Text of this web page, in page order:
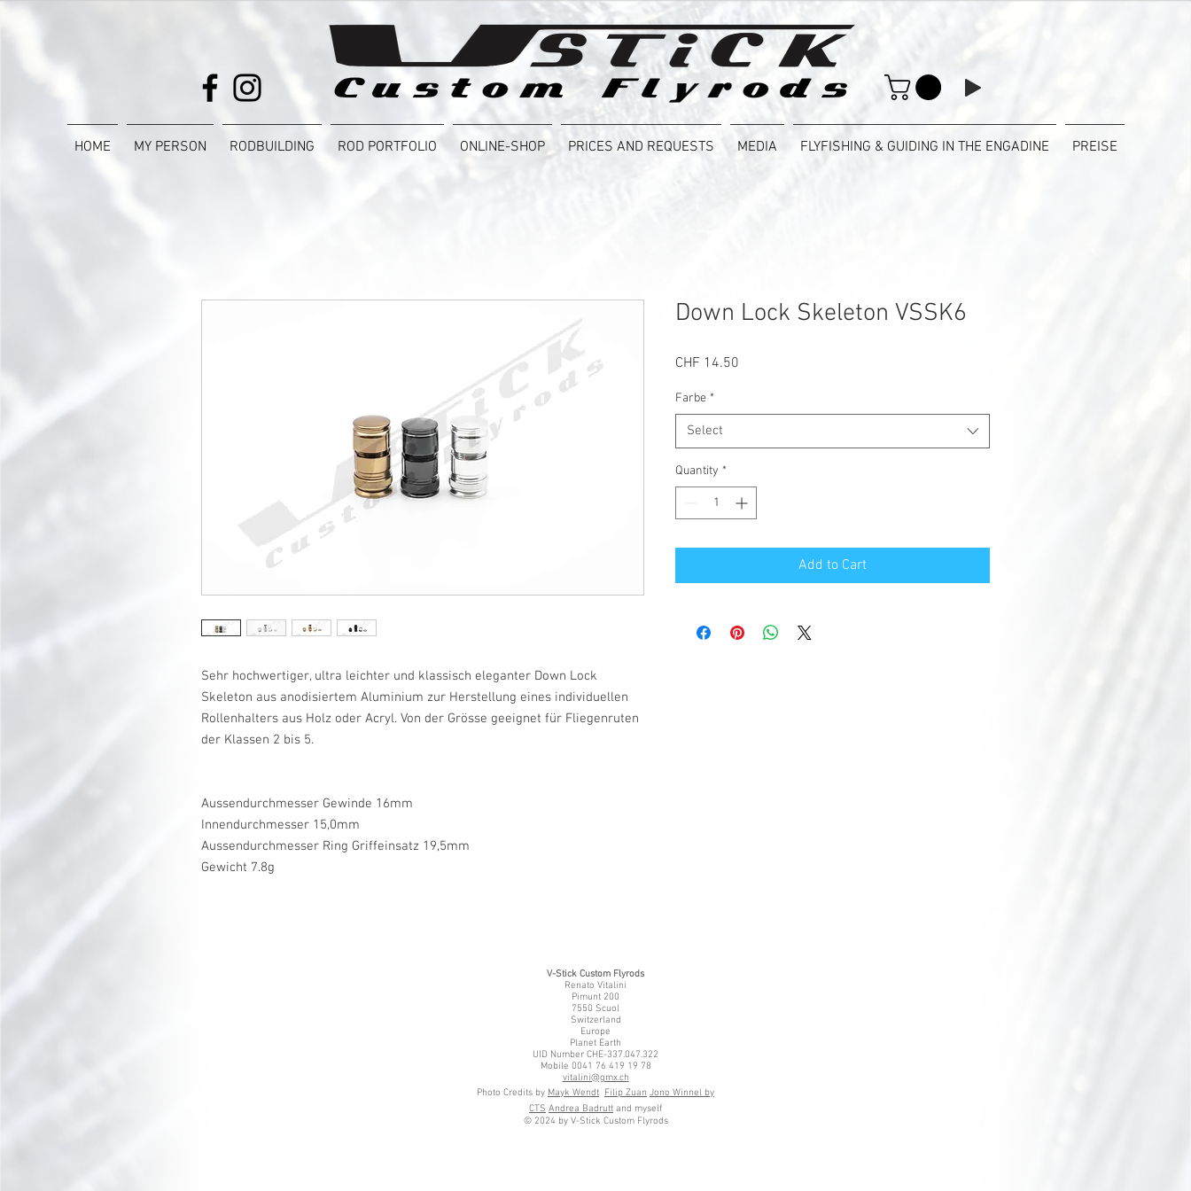
HOME MY PERSON RODBUILDING ROD PORTFOLIO ONLINE-SHOP PRICES AND REQUESTS MEDIA FLYFISHING & GUIDING IN THE ENGADINE PREISE
Sehr hochwertiger, ultra leichter und klassisch eleganter Down Lock
Skeleton aus anodisiertem Aluminium zur Herstellung eines individuellen
Rollenhalters aus Holz oder Acryl. Von der Grösse geeignet für Fliegenruten
der Klassen 2 bis 5.
Aussendurchmesser Gewinde 16mm
Innendurchmesser 15,0mm
Aussendurchmesser Ring Griffeinsatz 19,5mm
Gewicht 7.8g
Down Lock Skeleton VSSK6
CHF 14.50
Farbe *
Select
Quantity *
Add to Cart
V-Stick Custom Flyrods
Renato Vitalini
Pimunt 200
7550 Scuol
Switzerland
Europe
Planet Earth
UID Number CHE-337.047.322
Mobile 0041 76 419 19 78
vitalini@gmx.ch
Photo Credits by Mayk Wendt Filip Zuan Jono Winnel by
CTS Andrea Badrutt and myself
© 2024 by V-Stick Custom Flyrods